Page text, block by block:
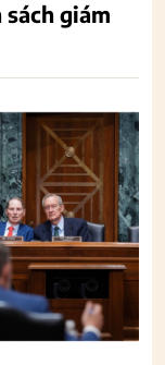
giám